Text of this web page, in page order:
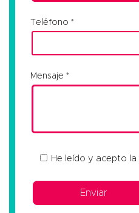
Teléfono
Mensaje
He leído y acepto la